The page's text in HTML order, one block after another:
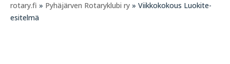
rotary.fi » Pyhäjärven Rotaryklubi ry » Viikkokokous Luokite-
esitelmä